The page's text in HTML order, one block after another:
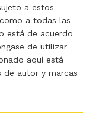
a estos
a todas las
está de acuerdo
de utilizar
aquí está
de autor y marcas